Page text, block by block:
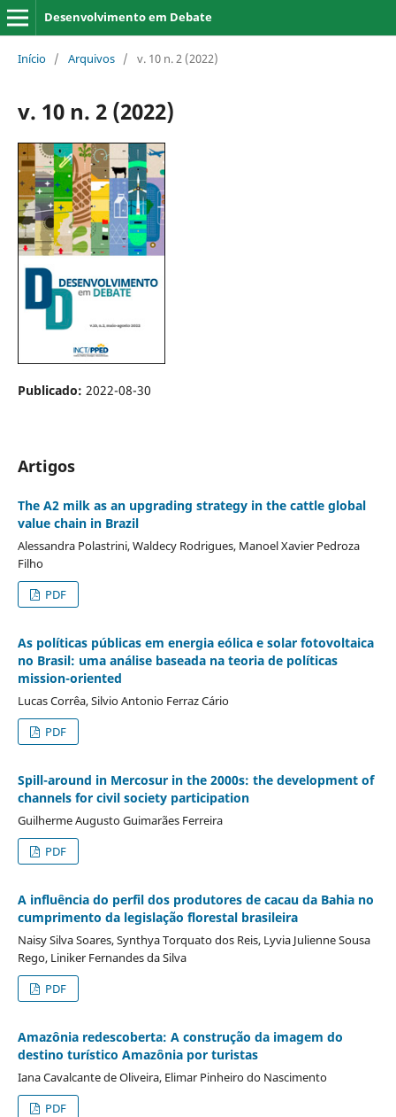
Desenvolvimento em Debate
Início / Arquivos / v. 10 n. 2 (2022)
v. 10 n. 2 (2022)
Publicado: 2022-08-30
Artigos
The A2 milk as an upgrading strategy in the cattle global
value chain in Brazil
Alessandra Polastrini, Waldecy Rodrigues, Manoel Xavier Pedroza
Filho
PDF
As políticas públicas em energia eólica e solar fotovoltaica
no Brasil: uma análise baseada na teoria de políticas
mission-oriented
Lucas Corrêa, Silvio Antonio Ferraz Cário
PDF
Spill-around in Mercosur in the 2000s: the development of
channels for civil society participation
Guilherme Augusto Guimarães Ferreira
PDF
A influência do perfil dos produtores de cacau da Bahia no
cumprimento da legislação florestal brasileira
Naisy Silva Soares, Synthya Torquato dos Reis, Lyvia Julienne Sousa
Rego, Liniker Fernandes da Silva
PDF
Amazônia redescoberta: A construção da imagem do
destino turístico Amazônia por turistas
Iana Cavalcante de Oliveira, Elimar Pinheiro do Nascimento
PDF